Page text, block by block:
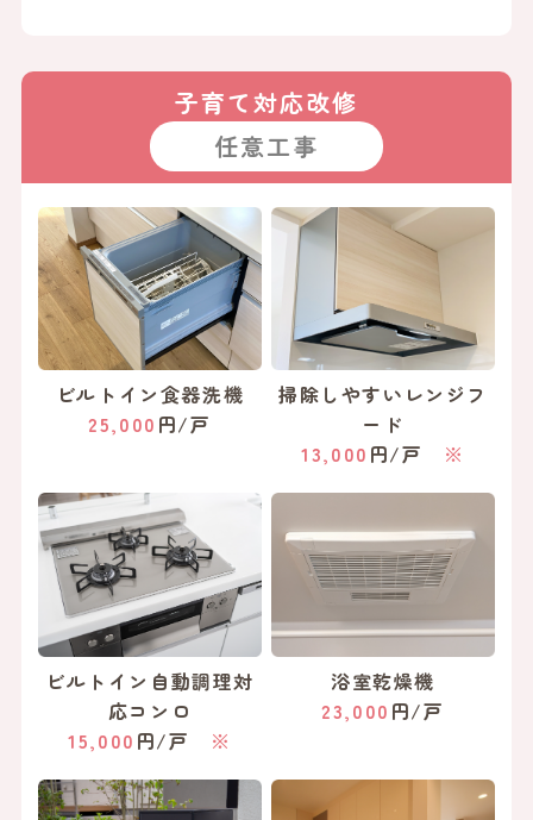
子育て対応改修
任意工事
ビルトイン食器洗機
25,000 円/戸
掃除しやすいレンジフ
ード
13,000 円/戸 ※
ビルトイン自動調理対
応コンロ
15,000 円/戸 ※
浴室乾燥機
23,000 円/戸